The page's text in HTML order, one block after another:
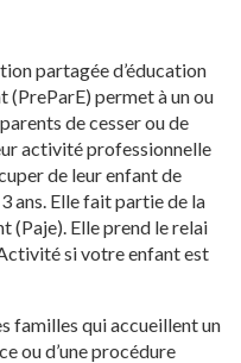
partagée d’éducation
(PreParE) permet à un ou
de cesser ou de
activité professionnelle
de leur enfant de
ans. Elle fait partie de la
(Paje). Elle prend le relai
si votre enfant est
familles qui accueillent un
ou d’une procédure